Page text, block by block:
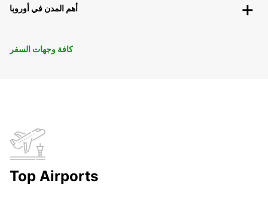
أهم المدن في أوروبا
كافة وجهات السفر
Top Airports